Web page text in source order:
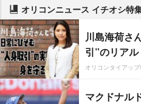
オリコンニュース イチオシ特
川島海荷さ
引”のリアル
オリコンタイアップ
マクドナル